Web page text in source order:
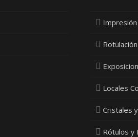
Locales
Cristales
Rótulos y